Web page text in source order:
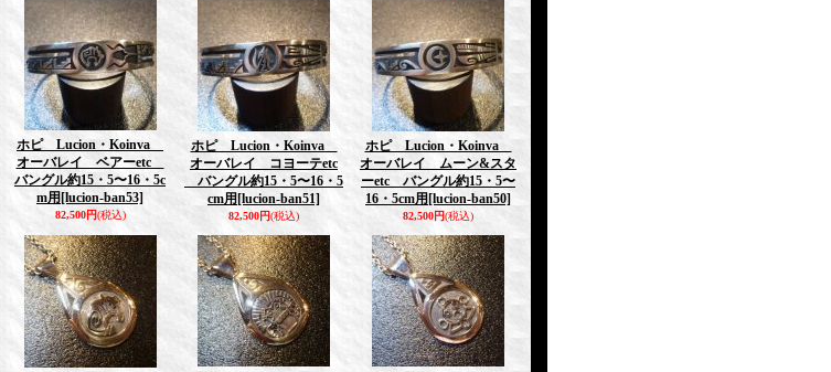
ホピ Lucion・Koinva
オーバレイ ベアーetc
バングル約15・5〜16・5c
m用 [lucion-ban53]
82,500円(税込)
ホピ Lucion・Koinva
オーバレイ コヨーテetc
バングル約15・5〜16・5
cm用 [lucion-ban51]
82,500円(税込)
ホピ Lucion・Koinva
オーバレイ ムーン&スタ
ーetc バングル約15・5〜
16・5cm用 [lucion-ban50]
82,500円(税込)